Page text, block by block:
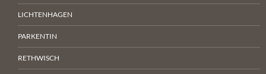
LICHTENHAGEN
PARKENTIN
RETHWISCH